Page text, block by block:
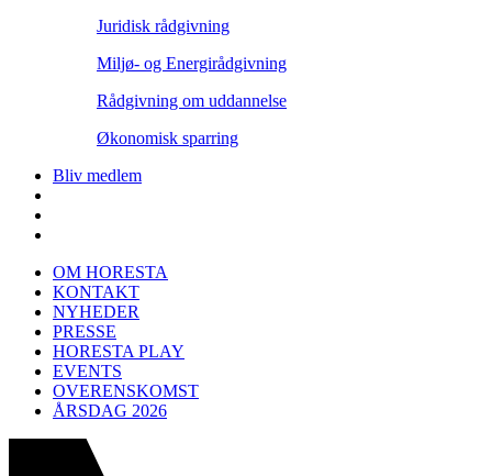
Juridisk rådgivning
Miljø- og Energirådgivning
Rådgivning om uddannelse
Økonomisk sparring
Bliv medlem
OM HORESTA
KONTAKT
NYHEDER
PRESSE
HORESTA PLAY
EVENTS
OVERENSKOMST
ÅRSDAG 2026